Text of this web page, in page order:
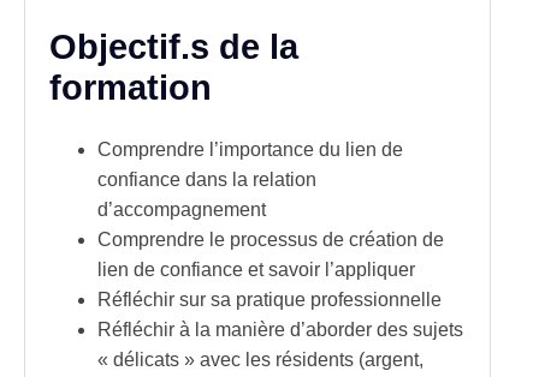
Objectif.s de la
formation
Comprendre l’importance du lien de
confiance dans la relation
d’accompagnement
Comprendre le processus de création de
lien de confiance et savoir l’appliquer
Réfléchir sur sa pratique professionnelle
Réfléchir à la manière d’aborder des sujets
« délicats » avec les résidents (argent,